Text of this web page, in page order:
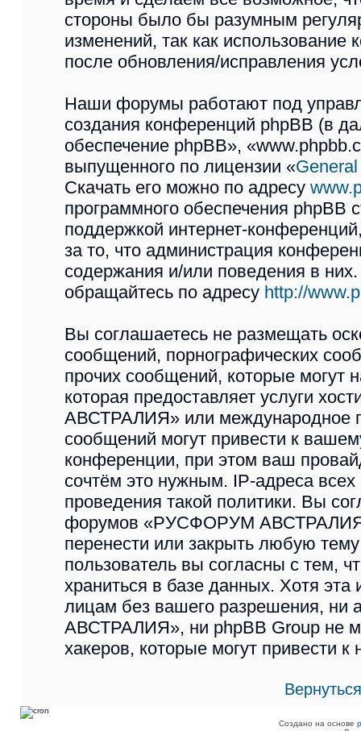
стороны было бы разумным
изменений, так как
после обновления/исправления
Наши форумы работают под
создания конференций phpBB (в
обеспечение phpBB»,
выпущенного по лицензии «
Скачать его можно по адресу
программного обеспечения phpBB
поддержкой интернет-
за то, что администрация
содержания и/или поведения в
обращайтесь по адресу http://
Вы соглашаетесь не размещать
сообщений, порнографических
прочих сообщений, которые могут
которая предоставляет услуги
АВСТРАЛИЯ» или международное
сообщений могут привести к
конференции, при этом ваш
сочтём это нужным. IP-адреса
проведения такой политики. Вы
форумов «РУСФОРУМ АВСТРАЛИЯ»
перенести или закрыть любую
пользователь вы согласны с тем,
храниться в базе данных. Хотя
лицам без вашего разрешения,
АВСТРАЛИЯ», ни phpBB Group не
хакеров, которые могут привести
Создано на основе